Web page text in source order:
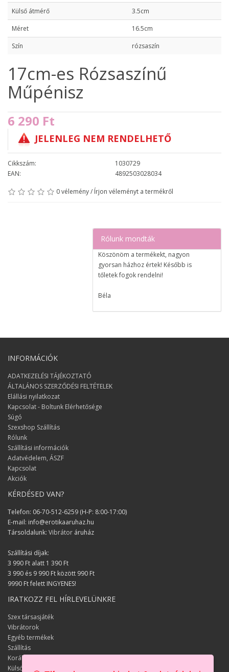
Külső átmérő
3.5cm
Méret
16.5cm
Szín
rózsaszín
17cm-es Rózsaszínű
Műpénisz
6 290 Ft
JELENLEG NEM RENDELHETŐ
Cikkszám:
1030729
EAN:
4892503028034
0 vélemény/ Írjon véleményt a termékről
Rólunk mondták
Köszönöm a termékekt, nagyon
gyorsan házhoz értek! Később is
tőletek fogok rendelni!
Béla
Nagyon elégedett voltam a
Nagyon segítőkész az
Iza és József
INFORMÁCIÓK
ADATKEZELÉSI TÁJÉKOZTATÓ
ÁLTALÁNOS SZERZŐDÉSI FELTÉTELEK
Elállási nyilatkozat
Kapcsolat - Boltunk Elérhetősége
Súgó
Szexshop Szállítás
Rólunk
Szállítási információk
Adatvédelem, ÁSZF
Kapcsolat
Akciók
KÉRDÉSED VAN?
Telefon: 06-70-512-6259 (H-P: 8:00-17:00)
E-mail: info@erotikaaruhaz.hu
Társoldalunk: Vibrátor áruház
Szállítási díjak:
3 990 Ft alatt 1 390 Ft
3 990 és 9 990 Ft között 990 Ft
9990 Ft felett INGYENES!
IRATKOZZ FEL HÍRLEVELÜNKRE
Szex társasjáték
Vibrátorok
Egyéb termékek
Szállítás
Korábbi keresések
Külső keresések